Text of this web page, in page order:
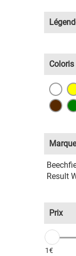
Coloris
Marque
Result
Prix
1€